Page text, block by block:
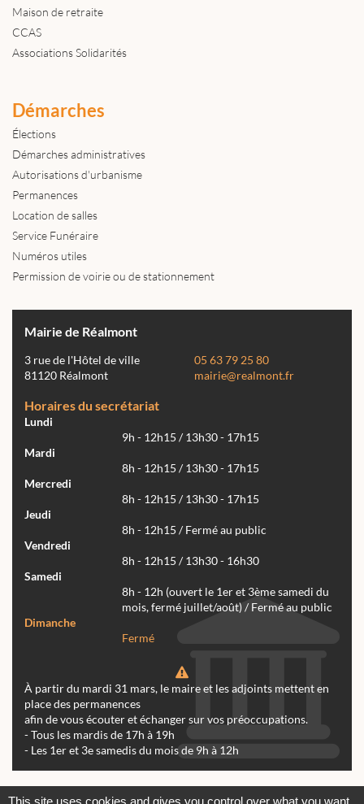
Maison de retraite
CCAS
Associations Solidarités
Démarches
Élections
Démarches administratives
Autorisations d'urbanisme
Permanences
Location de salles
Service Funéraire
Numéros utiles
Permission de voirie ou de stationnement
Mairie de Réalmont
3 rue de l'Hôtel de ville
81120 Réalmont
05 63 79 25 80
mairie@realmont.fr
Horaires du secrétariat
Lundi
9h - 12h15 / 13h30 - 17h15
Mardi
8h - 12h15 / 13h30 - 17h15
Mercredi
8h - 12h15 / 13h30 - 17h15
Jeudi
8h - 12h15 / Fermé au public
Vendredi
8h - 12h15 / 13h30 - 16h30
Samedi
8h - 12h (ouvert le 1er et 3ème samedi du
mois, fermé juillet/août) / Fermé au public
Dimanche
Fermé
À partir du mardi 31 mars, le maire et les adjoints mettent en
place des permanences
afin de vous écouter et échanger sur vos préoccupations.
- Tous les mardis de 17h à 19h
- Les 1er et 3e samedis du mois de 9h à 12h
This site uses cookies and gives you control over what you want